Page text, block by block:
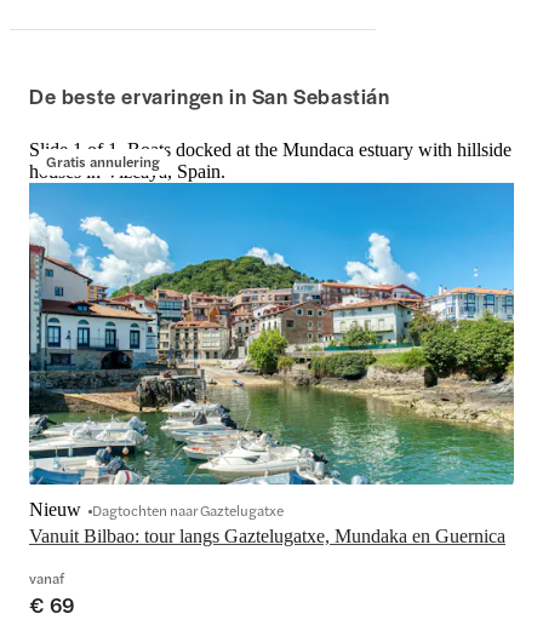
De beste ervaringen in San Sebastián
Gratis annulering
Slide 1 of 1, Boats docked at the Mundaca estuary with hillside
houses in Vizcaya, Spain.
Vanuit Bilbao: tour langs Gaztelugatxe, Mundaka en Guernica
Nieuw Dagtochten naar Gaztelugatxe
vanaf
€ 69